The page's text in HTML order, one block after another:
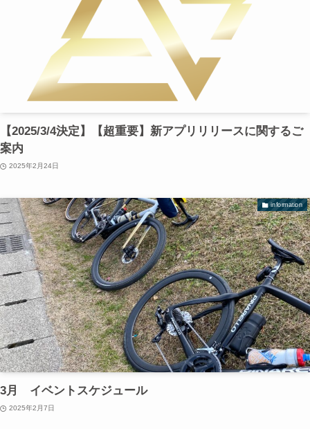
【2025/3/4決定】【超重要】新アプリリリースに関するご
案内
2025年2月24日
information
3月 イベントスケジュール
2025年2月7日